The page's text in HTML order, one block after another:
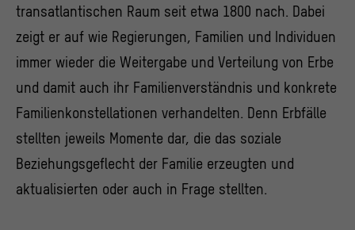
transatlantischen Raum seit etwa 1800 nach. Dabei
zeigt er auf wie Regierungen, Familien und Individuen
immer wieder die Weitergabe und Verteilung von Erbe
und damit auch ihr Familienverständnis und konkrete
Familienkonstellationen verhandelten. Denn Erbfälle
stellten jeweils Momente dar, die das soziale
Beziehungsgeflecht der Familie erzeugten und
aktualisierten oder auch in Frage stellten.